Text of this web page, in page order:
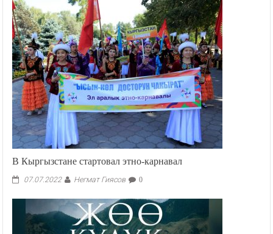
В Кыргызстане стартовал этно-карнавал
07.07.2022 Негмат Гиясов 0